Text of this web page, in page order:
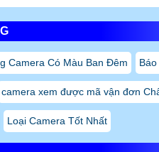
Camera Có Màu Ban Đêm
camera xem được mã vận đơn
Loại Camera Tốt Nhất